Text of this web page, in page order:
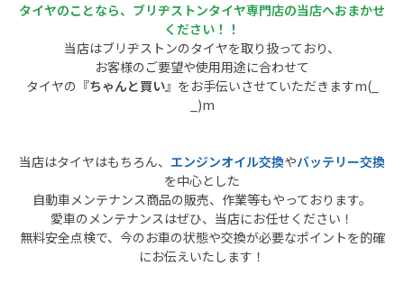
タイヤのことなら、ブリヂストンタイヤ専門店の当店へおまかせ
ください！！
当店はブリヂストンのタイヤを取り扱っており、
お客様のご要望や使用用途に合わせて
タイヤの『ちゃんと買い』をお手伝いさせていただきますm(_
_)m
当店はタイヤはもちろん、 エンジンオイル交換やバッテリー交換
を中心とした
自動車メンテナンス商品の販売、作業等もやっております。
愛車のメンテナンスはぜひ、当店にお任せください！
無料安全点検で、今のお車の状態や交換が必要なポイントを的確
にお伝えいたします！